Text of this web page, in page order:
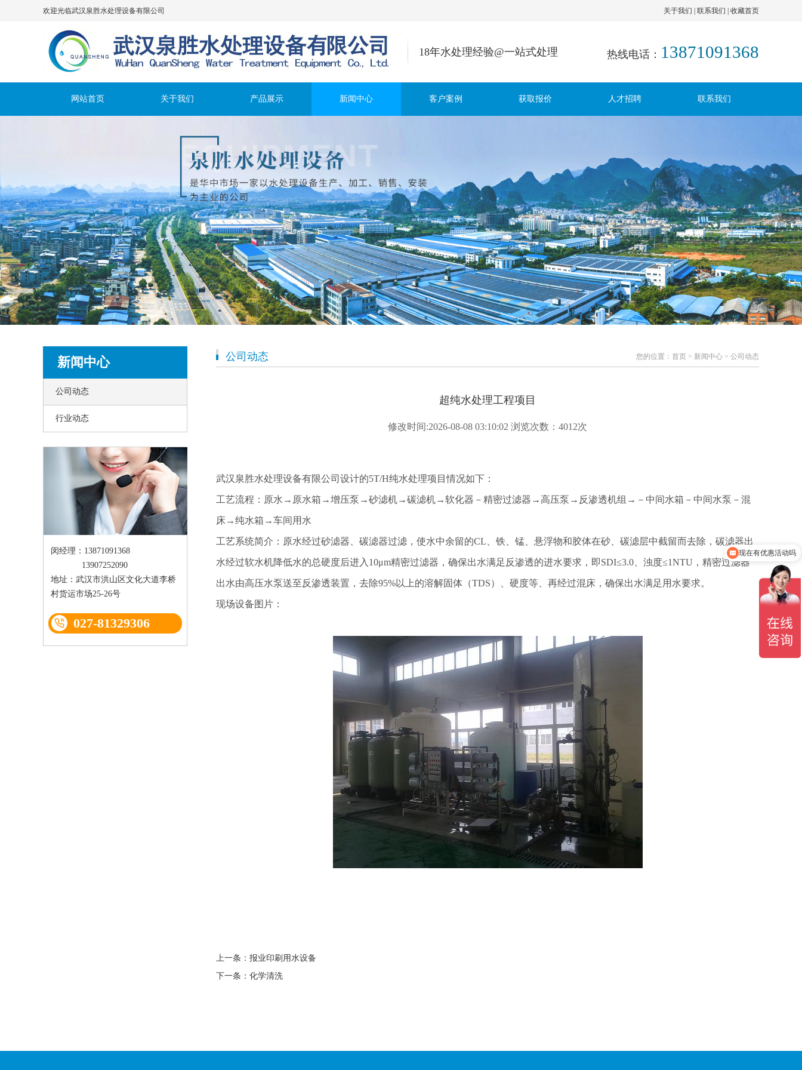
欢迎光临武汉泉胜水处理设备有限公司 关于我们 | 联系我们 | 收藏首页
18年水处理经验@一站式处理 热线电话： 13871091368
网站首页 关于我们 产品展示 新闻中心 客户案例 获取报价 人才招聘 联系我们
新闻中心
公司动态
行业动态
闵经理：13871091368
13907252090
地址：武汉市洪山区文化大道李桥
村货运市场25-26号
027-81329306
公司动态 您的位置： 首页 > 新闻中心 > 公司动态
超纯水处理工程项目
修改时间:2026-08-08 03:10:02 浏览次数：4012次
武汉泉胜水处理设备有限公司设计的5T/H纯水处理项目情况如下：
工艺流程：原水→原水箱→增压泵→砂滤机→碳滤机→软化器－精密过滤器→高压泵→反渗透机组→－中间水箱－中间水泵－混
床→纯水箱→车间用水
工艺系统简介：原水经过砂滤器、碳滤器过滤，使水中余留的CL、铁、锰、悬浮物和胶体在砂、碳滤层中截留而去除，碳滤器出
水经过软水机降低水的总硬度后进入10μm精密过滤器，确保出水满足反渗透的进水要求，即SDI≤3.0、浊度≤1NTU，精密过滤器
出水由高压水泵送至反渗透装置，去除95%以上的溶解固体（TDS）、硬度等、再经过混床，确保出水满足用水要求。
现场设备图片：
上一条： 报业印刷用水设备
下一条： 化学清洗
现在有优惠活动吗